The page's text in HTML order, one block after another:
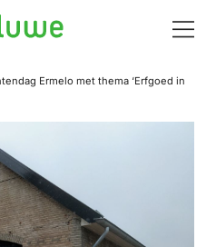
Ermelo met thema ‘Erfgoed in